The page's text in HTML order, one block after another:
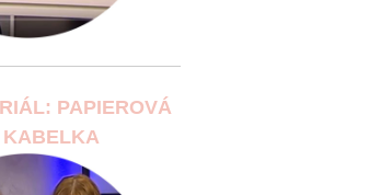
PAPIEROVÁ
KABELKA